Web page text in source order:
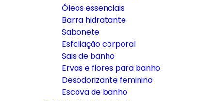
Óleos essenciais
Barra hidratante
Sabonete
Esfoliação corporal
Sais de banho
Ervas e flores para banho
Desodorizante feminino
Escova de banho